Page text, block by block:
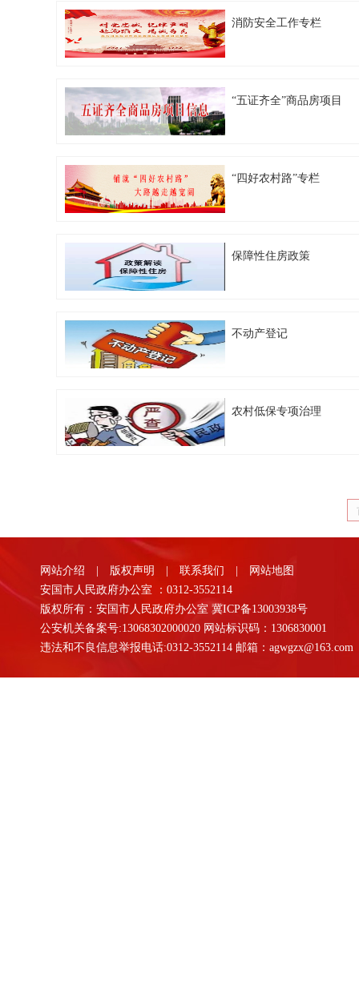
消防安全工作专栏
“五证齐全”商品房项目
“四好农村路”专栏
保障性住房政策
不动产登记
农村低保专项治理
网站介绍 版权声明 联系我们
网站地图
安国市人民政府办公室 ：0312-3552114
版权所有：安国市人民政府办公室 冀ICP备13003938号
公安机关备案号:13068302000020 网站标识码：1306830001
违法和不良信息举报电话:0312-3552114 邮箱：agwgzx@163.com